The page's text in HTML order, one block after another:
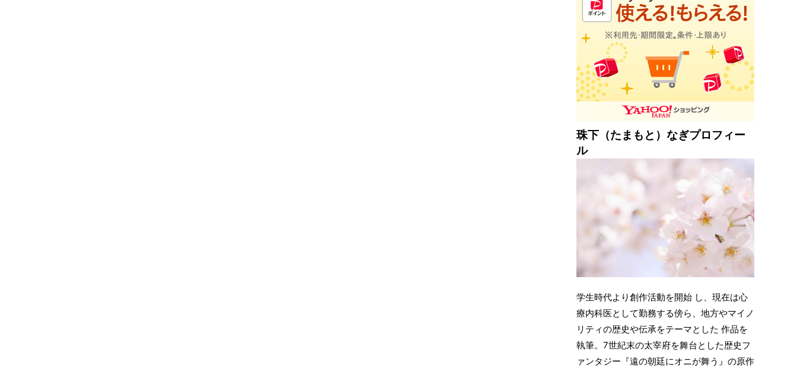
珠下（たまもと）なぎプロフィー
ル
学生時代より創作活動を開始 し、現在は心
療内科医として勤務する傍ら、地方やマイノ
リティの歴史や伝承をテーマとした 作品を
執筆。7世紀末の太宰府を舞台とした歴史フ
ァンタジー『遠の朝廷にオニが舞う』の原作